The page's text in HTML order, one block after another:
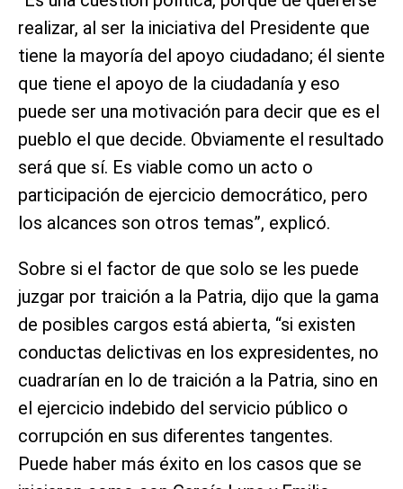
realizar, al ser la iniciativa del Presidente que
tiene la mayoría del apoyo ciudadano; él siente
que tiene el apoyo de la ciudadanía y eso
puede ser una motivación para decir que es el
pueblo el que decide. Obviamente el resultado
será que sí. Es viable como un acto o
participación de ejercicio democrático, pero
los alcances son otros temas”, explicó.
Sobre si el factor de que solo se les puede
juzgar por traición a la Patria, dijo que la gama
de posibles cargos está abierta, “si existen
conductas delictivas en los expresidentes, no
cuadrarían en lo de traición a la Patria, sino en
el ejercicio indebido del servicio público o
corrupción en sus diferentes tangentes.
Puede haber más éxito en los casos que se